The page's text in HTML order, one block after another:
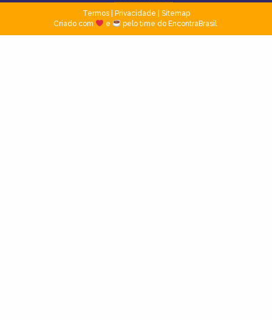
Termos| Privacidade
Sitemap
Criado com
e pelo time do EncontraBrasil